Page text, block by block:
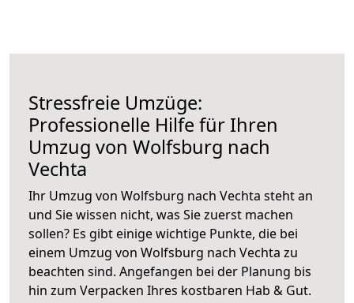
Stressfreie Umzüge:
Professionelle Hilfe für Ihren
Umzug von Wolfsburg nach
Vechta
Ihr Umzug von Wolfsburg nach Vechta steht an
und Sie wissen nicht, was Sie zuerst machen
sollen? Es gibt einige wichtige Punkte, die bei
einem Umzug von Wolfsburg nach Vechta zu
beachten sind. Angefangen bei der Planung bis
hin zum Verpacken Ihres kostbaren Hab & Gut.